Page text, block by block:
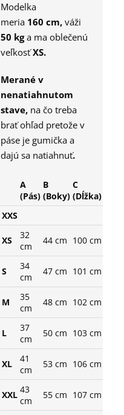
Modelka
meria 160 cm, váži
50 kga ma oblečenú
veľkosťXS.
Merané v
nenatiahnutom
stave, na čo treba
brať ohľad pretože v
páse je gumička a
dajú sa natiahnuť.
A
(Pás)
B
(Boky)
C
(Dĺžka)
XXS
XS
32
cm
44 cm 100 cm
S
34
cm
47 cm 101 cm
M
35
cm
48 cm 102 cm
L
37
cm
50 cm 103 cm
XL
41
cm
53 cm 106 cm
XXL 43
cm
55 cm 107 cm